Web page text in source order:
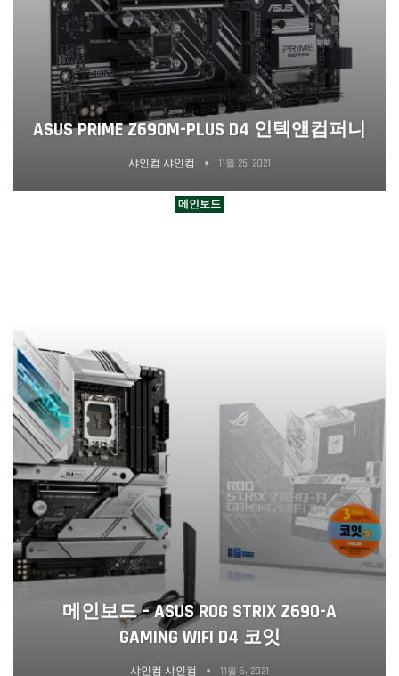
ASUS PRIME Z690M-PLUS D4 인텍앤컴퍼니
샤인컴 샤인컴 11월 25, 2021
메인보드
메인보드 – ASUS ROG STRIX Z690-A
GAMING WIFI D4 코잇
샤인컴 샤인컴 11월 6, 2021